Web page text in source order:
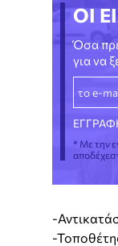
ΟΙ
Όσα
για να
* Με την
-
-